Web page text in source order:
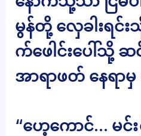
မွန်တို့ လှေခါးရင်း
က်ဖေါင်းပေါ်သို့
အာရာဖတ် နေရာမှ
“ဟေ့ကောင်… မင်